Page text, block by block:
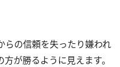
らの信頼を失ったり嫌われ
が勝るように見えます。